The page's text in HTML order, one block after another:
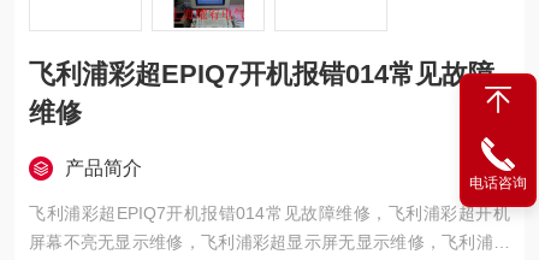
飞利浦彩超EPIQ7开机报错014常见故障
维修
产品简介
飞利浦彩超EPIQ7开机报错014常见故障维修，飞利浦彩超开机
屏幕不亮无显示维修，飞利浦彩超显示屏无显示维修，飞利浦彩
电话咨询